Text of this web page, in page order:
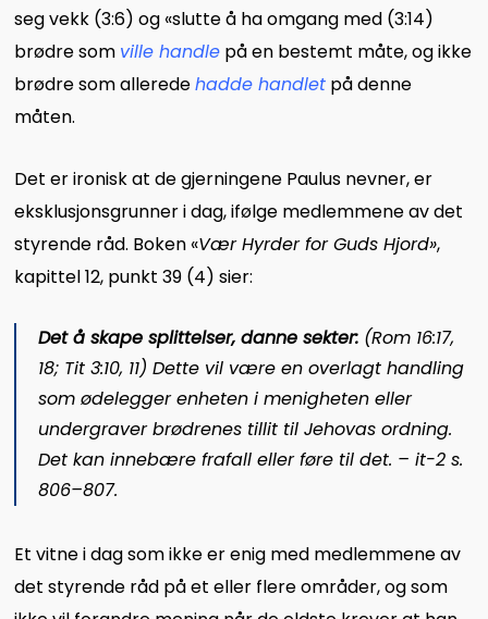
seg vekk (3:6) og «slutte å ha omgang med (3:14)
brødre som ville handle på en bestemt måte, og ikke
brødre som alleredehadde handlet på denne
måten.
Det er ironisk at de gjerningene Paulus nevner, er
eksklusjonsgrunner i dag, ifølge medlemmene av det
styrende råd. Boken «Vær Hyrder for Guds Hjord»,
kapittel 12, punkt 39 (4) sier:
Det å skape splittelser, danne sekter: (Rom 16:17,
18; Tit 3:10, 11) Dette vil være en overlagt handling
som ødelegger enheten i menigheten eller
undergraver brødrenes tillit til Jehovas ordning.
Det kan innebære frafall eller føre til det. – it-2 s.
806–807.
Et vitne i dag som ikke er enig med medlemmene av
det styrende råd på et eller flere områder, og som